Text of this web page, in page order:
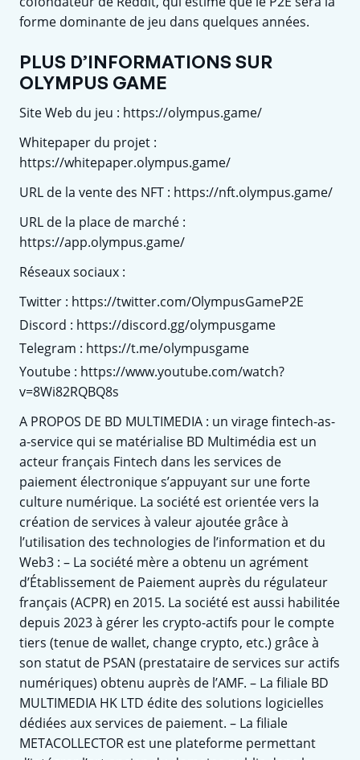
forme dominante de jeu dans quelques années.
PLUS D’INFORMATIONS SUR
OLYMPUS GAME
Site Web du jeu : https://olympus.game/
Whitepaper du projet :
https://whitepaper.olympus.game/
URL de la vente des NFT : https://nft.olympus.game/
URL de la place de marché :
https://app.olympus.game/
Réseaux sociaux :
Twitter : https://twitter.com/OlympusGameP2E
Discord : https://discord.gg/olympusgame
Telegram : https://t.me/olympusgame
Youtube : https://www.youtube.com/watch?
v=8Wi82RQBQ8s
A PROPOS DE BD MULTIMEDIA : un virage fintech-as-
a-service qui se matérialise BD Multimédia est un
acteur français Fintech dans les services de
paiement électronique s’appuyant sur une forte
culture numérique. La société est orientée vers la
création de services à valeur ajoutée grâce à
l’utilisation des technologies de l’information et du
Web3 : – La société mère a obtenu un agrément
d’Établissement de Paiement auprès du régulateur
français (ACPR) en 2015. La société est aussi habilitée
depuis 2023 à gérer les crypto-actifs pour le compte
tiers (tenue de wallet, change crypto, etc.) grâce à
son statut de PSAN (prestataire de services sur actifs
numériques) obtenu auprès de l’AMF. – La filiale BD
MULTIMEDIA HK LTD édite des solutions logicielles
dédiées aux services de paiement. – La filiale
METACOLLECTOR est une plateforme permettant